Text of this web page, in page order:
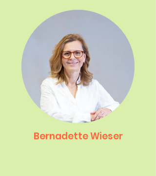
Bernadette Wieser